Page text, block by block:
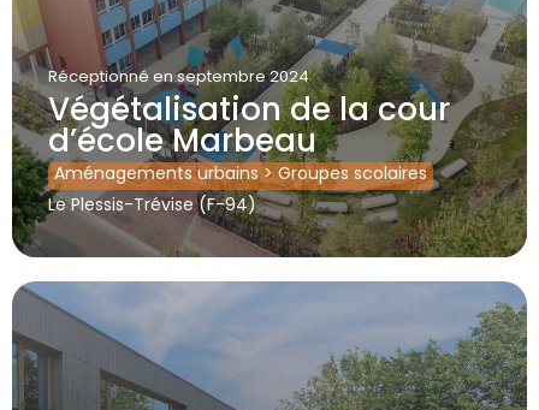
Réceptionné en septembre 2024
Végétalisation de la cour
d’école Marbeau
Aménagements urbains>Groupes scolaires
Le Plessis-Trévise (F-94)